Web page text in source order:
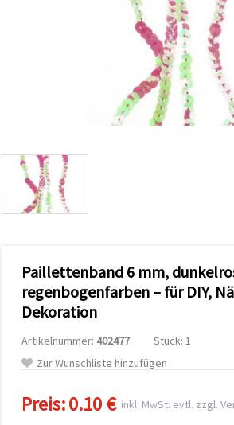
Datenverkehr
analysieren
relevantere
Unterstützung
Partner für
Analyse
Marketing.
ablehnen
Paillettenband 6 mm,
regenbogenfarben – für DIY,
Dekoration
Artikelnummer: 402477
Stück: 1
Zur Wunschliste hinzufügen
Preis:0.10 €inkl. MwSt. evtl. zzgl.